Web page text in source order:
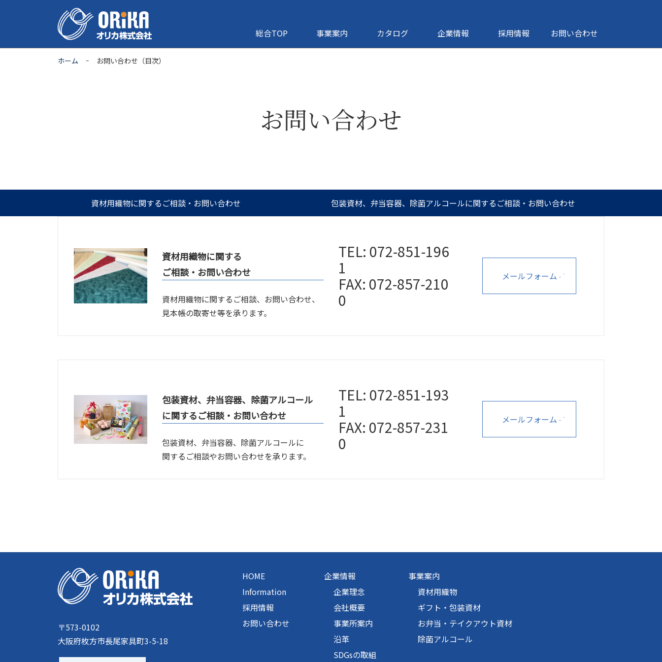
総合TOP 事業案内 カタログ 企業情報 採用情報 お問い合わせ
ホーム お問い合わせ（目次）
お問い合わせ
資材用織物に関するご相談・お問い合わせ 包装資材、弁当容器、除菌アルコールに関するご相談・お問い合わせ
資材用織物に関する
ご相談・お問い合わせ
資材用織物に関するご相談、お問い合わせ、
見本帳の取寄せ等を承ります。
TEL: 072-851-196
1
FAX: 072-857-210
0
メールフォーム
包装資材、弁当容器、除菌アルコール
に関するご相談・お問い合わせ
包装資材、弁当容器、除菌アルコールに
関するご相談やお問い合わせを承ります。
TEL: 072-851-193
1
FAX: 072-857-231
0
メールフォーム
〒573-0102
大阪府枚方市長尾家具町3-5-18
HOME
Information
採用情報
お問い合わせ
企業情報
企業理念
会社概要
事業所案内
沿革
SDGsの取組
事業案内
資材用織物
ギフト・包装資材
お弁当・テイクアウト資材
除菌アルコール